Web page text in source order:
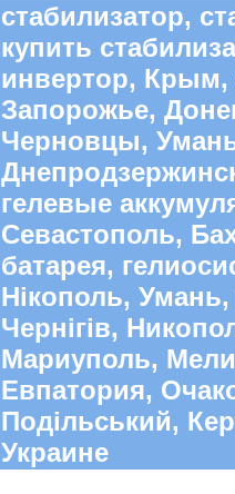
стабилизатор,
купить
инвертор, Крым,
Запорожье,
Черновцы,
гелевые
Севастополь,
батарея,
Нікополь,
Чернігів,
Мариуполь,
Евпатория,
Подільський,
Украине